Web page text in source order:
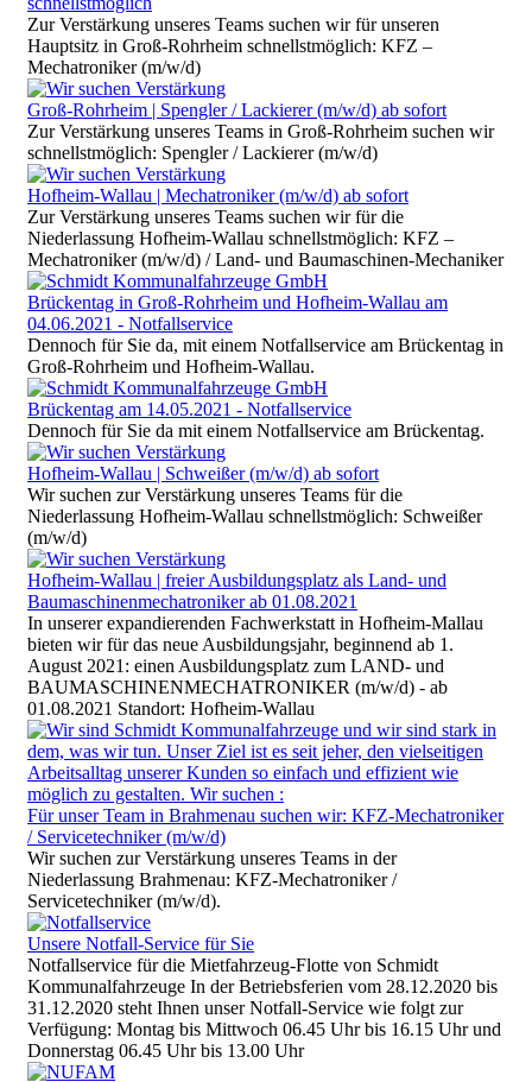
Zur Verstärkung unseres Teams suchen wir für unseren
Hauptsitz in Groß-Rohrheim schnellstmöglich: KFZ –
Mechatroniker (m/w/d)
Groß-Rohrheim | Spengler / Lackierer (m/w/d) ab sofort
Zur Verstärkung unseres Teams in Groß-Rohrheim suchen wir
schnellstmöglich: Spengler / Lackierer (m/w/d)
Hofheim-Wallau | Mechatroniker (m/w/d) ab sofort
Zur Verstärkung unseres Teams suchen wir für die
Niederlassung Hofheim-Wallau schnellstmöglich: KFZ –
Mechatroniker (m/w/d) / Land- und Baumaschinen-Mechaniker
Brückentag in Groß-Rohrheim und Hofheim-Wallau am
04.06.2021 - Notfallservice
Dennoch für Sie da, mit einem Notfallservice am Brückentag in
Groß-Rohrheim und Hofheim-Wallau.
Brückentag am 14.05.2021 - Notfallservice
Dennoch für Sie da mit einem Notfallservice am Brückentag.
Hofheim-Wallau | Schweißer (m/w/d) ab sofort
Wir suchen zur Verstärkung unseres Teams für die
Niederlassung Hofheim-Wallau schnellstmöglich: Schweißer
(m/w/d)
Hofheim-Wallau | freier Ausbildungsplatz als Land- und
Baumaschinenmechatroniker ab 01.08.2021
In unserer expandierenden Fachwerkstatt in Hofheim-Mallau
bieten wir für das neue Ausbildungsjahr, beginnend ab 1.
August 2021: einen Ausbildungsplatz zum LAND- und
BAUMASCHINENMECHATRONIKER (m/w/d) - ab
01.08.2021 Standort: Hofheim-Wallau
Für unser Team in Brahmenau suchen wir: KFZ-Mechatroniker
/ Servicetechniker (m/w/d)
Wir suchen zur Verstärkung unseres Teams in der
Niederlassung Brahmenau: KFZ-Mechatroniker /
Servicetechniker (m/w/d).
Unsere Notfall-Service für Sie
Notfallservice für die Mietfahrzeug-Flotte von Schmidt
Kommunalfahrzeuge In der Betriebsferien vom 28.12.2020 bis
31.12.2020 steht Ihnen unser Notfall-Service wie folgt zur
Verfügung: Montag bis Mittwoch 06.45 Uhr bis 16.15 Uhr und
Donnerstag 06.45 Uhr bis 13.00 Uhr